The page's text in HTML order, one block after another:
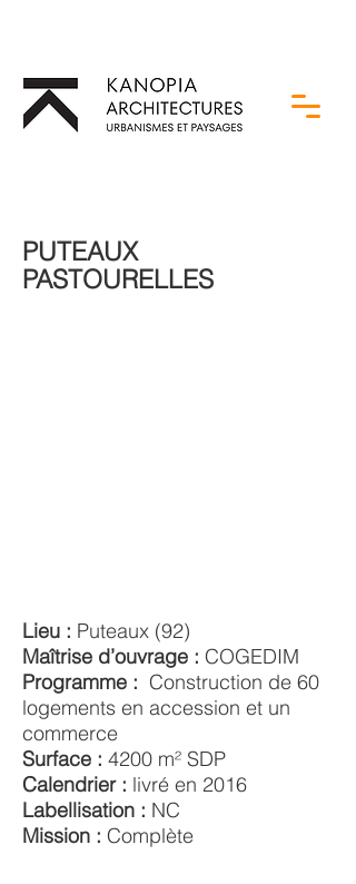
PUTEAUX
PASTOURELLES
Lieu : Puteaux (92)
Maîtrise d’ouvrage : COGEDIM
Programme : Construction de 60
logements en accession et un
commerce
Surface : 4200 m² SDP
Calendrier : livré en 2016
Labellisation : NC
Mission : Complète